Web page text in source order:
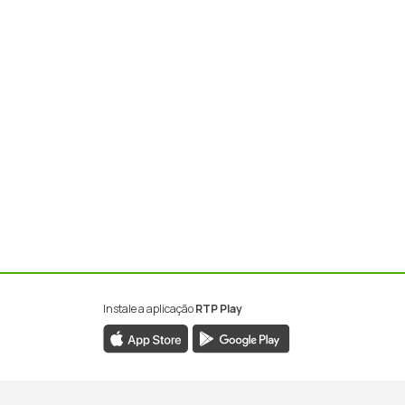
Instale a aplicaçãoRTP Play